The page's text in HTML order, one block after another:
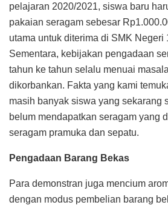
pelajaran 2020/2021, siswa baru
pakaian seragam sebesar
utama untuk diterima di SMK Negeri
Sementara, kebijakan pengadaan
tahun ke tahun selalu menuai
dikorbankan. Fakta yang kami
masih banyak siswa yang sekarang
belum mendapatkan seragam yang
seragam pramuka dan sepatu.
Pengadaan Barang Bekas
Para demonstran juga mencium
dengan modus pembelian barang